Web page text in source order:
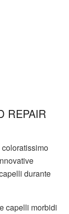
REPAIR
durante
capelli morbidi